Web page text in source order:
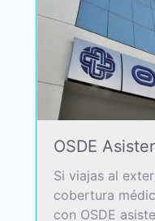
OSDE
Si viajas al
cobertura
con OSDE